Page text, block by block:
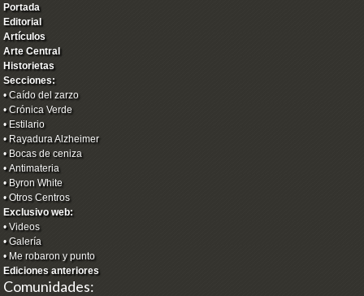
Portada
Editorial
Artículos
Arte Central
Historietas
Secciones:
•Caído del zarzo
•Crónica Verde
•Estilario
•Rayadura Alzheimer
•Bocas de ceniza
•Antimateria
•Byron White
•Otros Centros
Exclusivo web:
•Videos
•Galería
•Me robaron y punto
Ediciones anteriores
Comunidades: